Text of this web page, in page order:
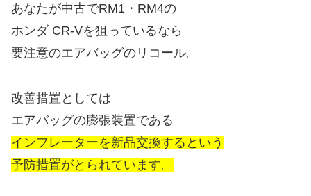
あなたが中古でRM1・RM4の
ホンダ CR-Vを狙っているなら
要注意のエアバッグのリコール。
改善措置としては
エアバッグの膨張装置である
インフレーターを新品交換するという
予防措置がとられています。